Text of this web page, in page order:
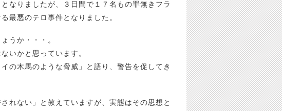
なりましたが、３日間で１７名もの罪無きフラ
最悪のテロ事件となりました。
うか・・・。
いかと思っています。
の木馬のような脅威」と語り、警告を促してき
れない」と教えていますが、実態はその思想と